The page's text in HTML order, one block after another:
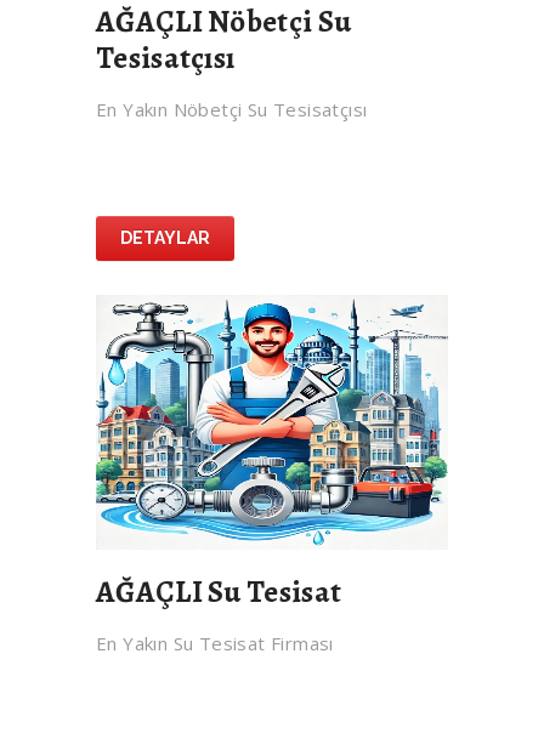
AĞAÇLI Nöbetçi Su
Tesisatçısı
En Yakın Nöbetçi Su Tesisatçısı
DETAYLAR
AĞAÇLI Su Tesisat
En Yakın Su Tesisat Firması